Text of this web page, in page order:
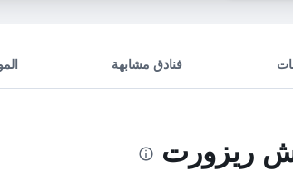
فنادق مشابهة
ريزورت